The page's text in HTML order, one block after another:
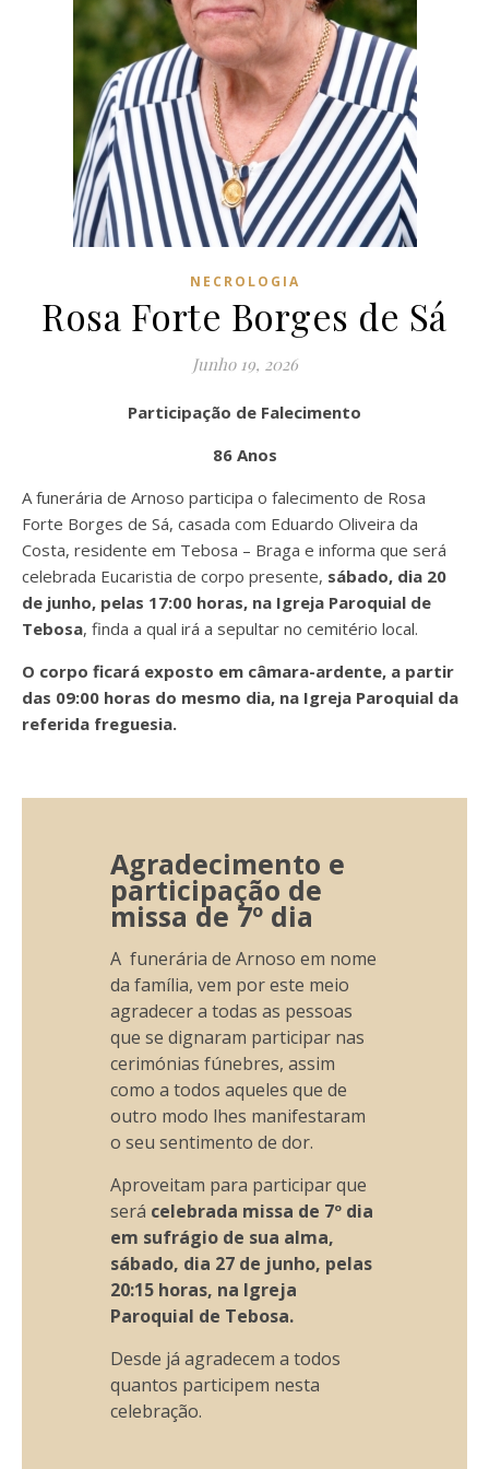
NECROLOGIA
Rosa Forte Borges de Sá
Junho 19, 2026
Participação de Falecimento
86 Anos
A funerária de Arnoso participa o falecimento de Rosa
Forte Borges de Sá, casada com Eduardo Oliveira da
Costa, residente em Tebosa – Braga e informa que será
celebrada Eucaristia de corpo presente, sábado, dia 20
de junho, pelas 17:00 horas, na Igreja Paroquial de
Tebosa, finda a qual irá a sepultar no cemitério local.
O corpo ficará exposto em câmara-ardente, a partir
das 09:00 horas do mesmo dia, na Igreja Paroquial da
referida freguesia.
Agradecimento e
participação de
missa de 7º dia
A funerária de Arnoso em nome
da família, vem por este meio
agradecer a todas as pessoas
que se dignaram participar nas
cerimónias fúnebres, assim
como a todos aqueles que de
outro modo lhes manifestaram
o seu sentimento de dor.
Aproveitam para participar que
será celebrada missa de 7º dia
em sufrágio de sua alma,
sábado, dia 27 de junho, pelas
20:15 horas, na Igreja
Paroquial de Tebosa.
Desde já agradecem a todos
quantos participem nesta
celebração.